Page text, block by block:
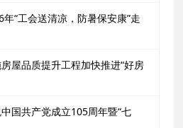
“工会送清凉，防暑保安康”走
屋品质提升工程加快推进“好房
国共产党成立105周年暨“七